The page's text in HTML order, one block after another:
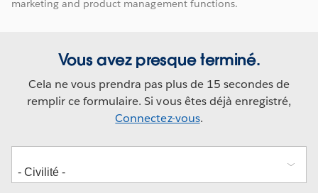
marketing and product management functions.
Vous avez presque terminé.
Cela ne vous prendra pas plus de 15 secondes de
remplir ce formulaire. Si vous êtes déjà enregistré,
Connectez-vous.